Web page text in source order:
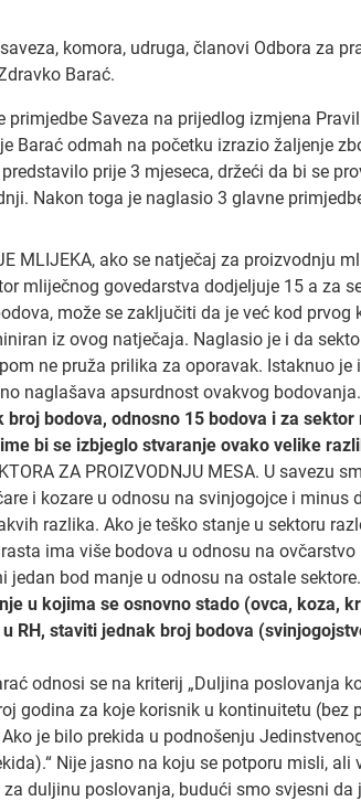
komora, udruga, članovi Odbora za
Barać.
Saveza na prijedlog izmjena
Barać odmah na početku izrazio žaljenje
prije 3 mjeseca, držeći da bi se
Nakon toga je naglasio 3 glavne
MLIJEKA, ako se natječaj za proizvodnju
mliječnog govedarstva dodjeljuje 15 a za
može se zaključiti da je već kod
iz ovog natječaja. Naglasio je i da
ne pruža prilika za oporavak. Istaknuo
naglašava apsurdnost ovakvog bodovanja.
broj bodova, odnosno 15 bodova i za
bi se izbjeglo stvaranje ovako velike
ZA PROIZVODNJU MESA. U savezu
i kozare u odnosu na svinjogojce i minus
razlika. Ako je teško stanje u sektoru
ima više bodova u odnosu na
bod manje u odnosu na ostale sektore.
u kojima se osnovno stado (ovca, koza,
RH, staviti jednak broj bodova
odnosi se na kriterij „Duljina poslovanja
godina za koje korisnik u kontinuitetu
je bilo prekida u podnošenju
Nije jasno na koju se potporu misli,
duljinu poslovanja, budući smo svjesni